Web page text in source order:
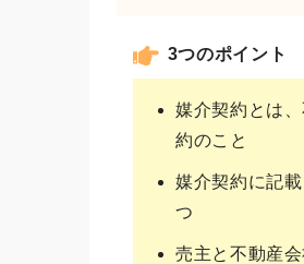
3つのポイント
媒介契約とは
約のこと
媒介契約に記
つ
売主と不動産